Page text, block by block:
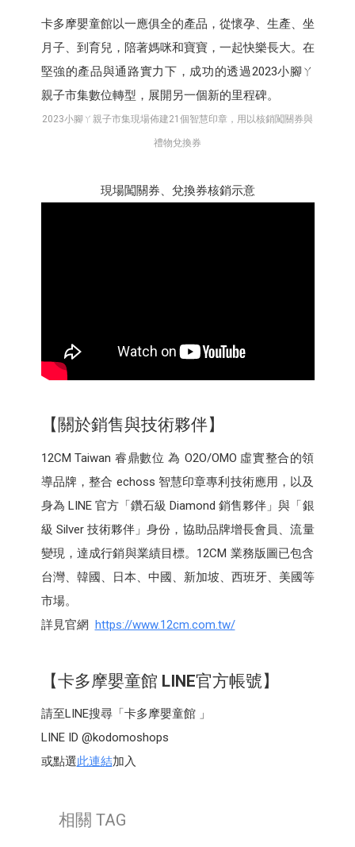
卡多摩嬰童館以一應俱全的產品，從懷孕、生產、坐
月子、到育兒，陪著媽咪和寶寶，一起快樂長大。在
堅強的產品與通路實力下，成功的透過2023小腳ㄚ
親子市集數位轉型，展開另一個新的里程碑。
2023小腳ㄚ親子市集現場佈建21個智慧印章，用以核銷闖關券與
禮物兌換券
現場闖關券、兌換券核銷示意
【關於銷售與技術夥伴】
12CM Taiwan 睿鼎數位 為 O2O/OMO 虛實整合的領
導品牌，整合 echoss 智慧印章專利技術應用，以及
身為 LINE 官方「鑽石級 Diamond 銷售夥伴」與「銀
級 Silver 技術夥伴」身份，協助品牌增長會員、流量
變現，達成行銷與業績目標。12CM 業務版圖已包含
台灣、韓國、日本、中國、新加坡、西班牙、美國等
市場。
詳見官網 https://www.12cm.com.tw/
【卡多摩嬰童館 LINE官方帳號】
請至LINE搜尋「卡多摩嬰童館 」
LINE ID @kodomoshops
或點選此連結加入
相關 TAG